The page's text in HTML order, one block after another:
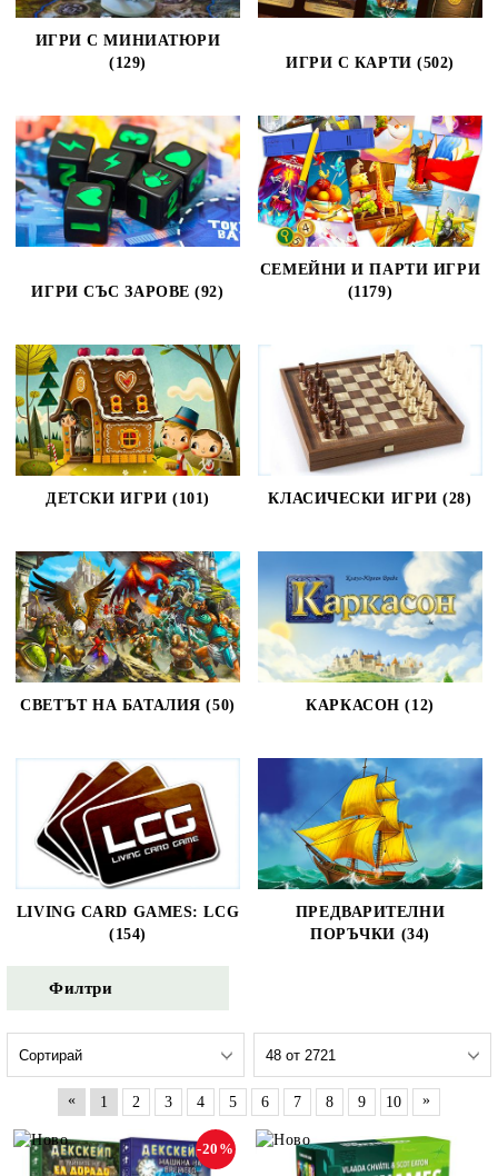
ИГРИ С МИНИАТЮРИ
(129)
ИГРИ С КАРТИ (502)
ИГРИ СЪС ЗАРОВЕ (92)
СЕМЕЙНИ И ПАРТИ ИГРИ
(1179)
ДЕТСКИ ИГРИ (101) КЛАСИЧЕСКИ ИГРИ (28)
СВЕТЪТ НА БАТАЛИЯ (50) КАРКАСОН (12)
LIVING CARD GAMES: LCG
(154)
ПРЕДВАРИТЕЛНИ
ПОРЪЧКИ (34)
Филтри
« 1 2 3 4 5 6 7 8 9 10 »
-20%